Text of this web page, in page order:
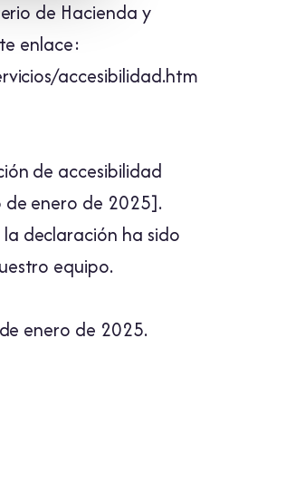
de Hacienda y
enlace:
accesibilidad.htm
de accesibilidad
enero de 2025].
declaración ha sido
equipo.
enero de 2025.